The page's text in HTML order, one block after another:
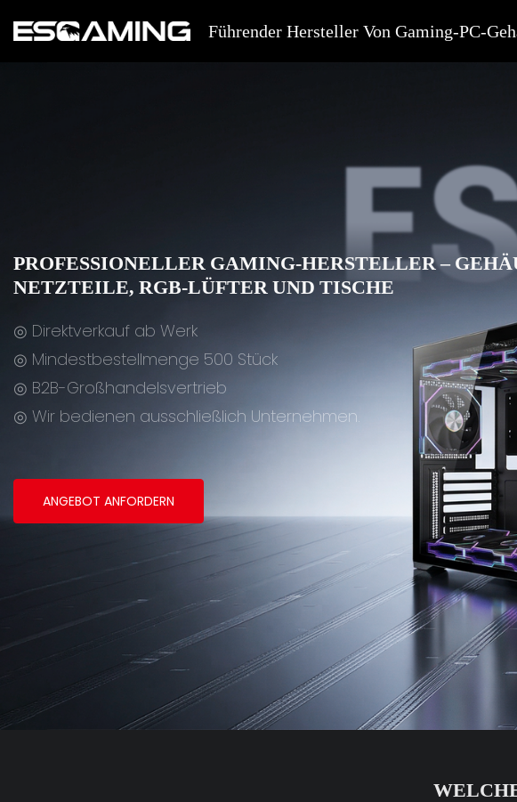
Führender Hersteller Von Gaming-PC-
PROFESSIONELLER GAMING-HERSTELLER –
NETZTEILE, RGB-LÜFTER UND TISCHE
◎ Direktverkauf ab Werk
◎ Mindestbestellmenge 500 Stück
◎ B2B-Großhandelsvertrieb
◎ Wir bedienen ausschließlich Unternehmen.
ANGEBOT ANFORDERN